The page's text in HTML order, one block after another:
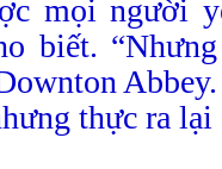
mọi người
biết.
thực ra lại